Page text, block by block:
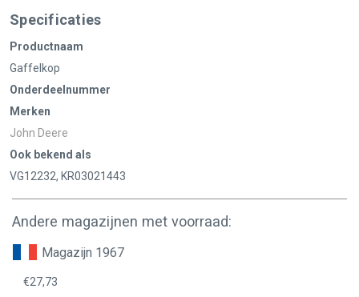
Specificaties
Productnaam
Gaffelkop
Onderdeelnummer
Merken
John Deere
Ook bekend als
VG12232, KR03021443
Andere magazijnen met voorraad:
Magazijn 1967
€27,73